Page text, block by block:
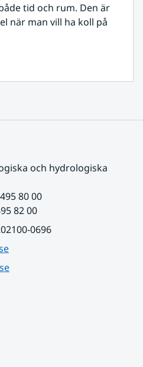
tid och rum. Den är
när man vill ha koll på
och hydrologiska
80 00
82 00
0696